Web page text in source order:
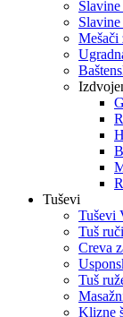
Mešači
Tuševi
Tuševi
Tuš
Creva
Tuš
Klizne